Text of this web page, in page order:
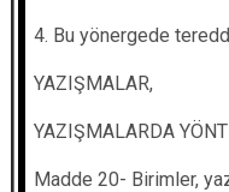
4. Bu yönergede
YAZIŞMALAR,
YAZIŞMALARDA
Madde 20- Birimler,